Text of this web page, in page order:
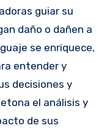
guiar su
daño o dañen a
se enriquece,
entender y
decisiones y
el análisis y
de sus